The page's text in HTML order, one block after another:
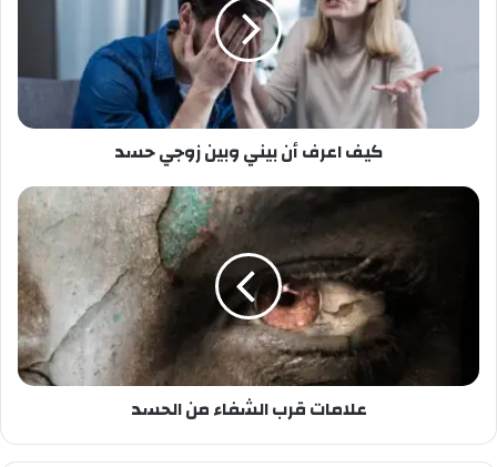
كيف اعرف أن بيني وبين زوجي حسد
علامات قرب الشفاء من الحسد